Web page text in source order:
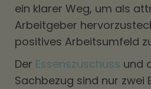
ein klarer Weg, um als
Arbeitgeber
positives Arbeitsumfeld
Der Essenszuschuss und
Sachbezug sind nur zwei